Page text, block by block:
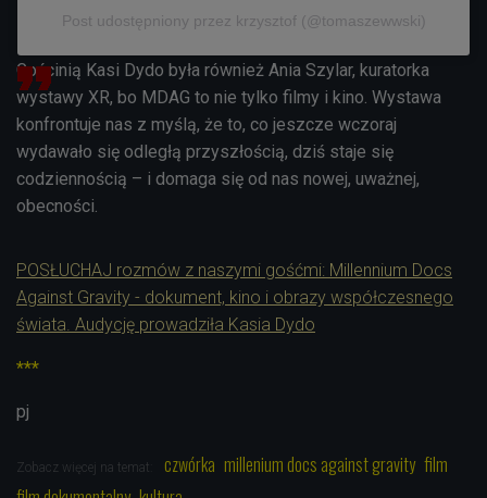
Post udostępniony przez krzysztof (@tomaszewwski)
Gościnią Kasi Dydo była również Ania Szylar, kuratorka
wystawy XR, bo MDAG to nie tylko filmy i kino. Wystawa
konfrontuje nas z myślą, że to, co jeszcze wczoraj
wydawało się odległą przyszłością, dziś staje się
codziennością – i domaga się od nas nowej, uważnej,
obecności.
POSŁUCHAJ rozmów z naszymi gośćmi: Millennium Docs
Against Gravity - dokument, kino i obrazy współczesnego
świata. Audycję prowadziła Kasia Dydo
***
pj
Zobacz więcej na temat: czwórka millenium docs against gravity film